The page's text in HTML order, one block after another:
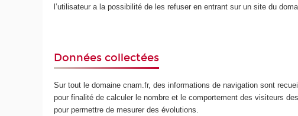
l’utilisateur a la possibilité de les refuser en entrant sur un site du
Données collectées
Sur tout le domaine cnam.fr, des informations de navigation sont
pour finalité de calculer le nombre et le comportement des visiteurs
pour permettre de mesurer des évolutions.